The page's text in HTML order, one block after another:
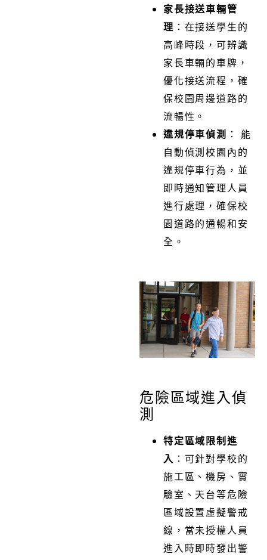
家長接送車輛管
理 ：在接送學生的
高峰時段，可辨識
家長車輛的車牌，
優化接送流程，確
保校園周邊道路的
流暢性。
違規停車偵測 ： 能
自動偵測校園內的
違規停車行為，並
即時通知管理人員
進行處理，確保校
園道路的通暢和安
全。
危險區域進入偵
測
特定區域限制進
入 ：可針對學校的
施工區、機房、實
驗室、天台等危險
區域設置虛擬警戒
線，當未授權人員
進入時即時發出警